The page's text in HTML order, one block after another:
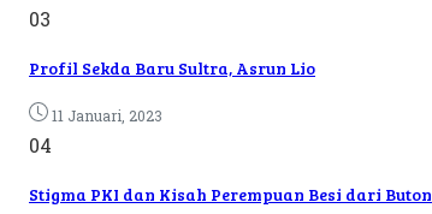
03
Profil Sekda Baru Sultra, Asrun Lio
11 Januari, 2023
04
Stigma PKI dan Kisah Perempuan Besi dari Buton